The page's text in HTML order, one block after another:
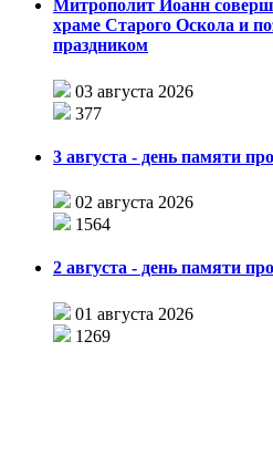
Митрополит Иоанн
храме Старого Оскола и
праздником
03 августа 2026
377
3 августа - день памяти
02 августа 2026
1564
2 августа - день памяти
01 августа 2026
1269